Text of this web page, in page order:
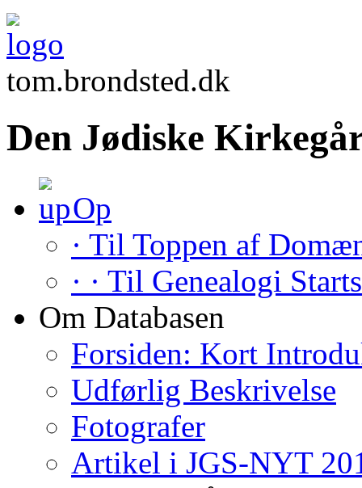
tom.brondsted.dk
Den Jødiske
Op
· Til Toppen af
· · Til Genealogi
Om Databasen
Forsiden: Kort
Udførlig Beskrivelse
Fotografer
Artikel i JGS-NYT